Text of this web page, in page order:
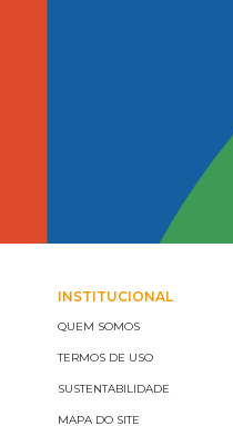
INSTITUCIONAL
QUEM SOMOS
TERMOS DE USO
SUSTENTABILIDADE
MAPA DO SITE